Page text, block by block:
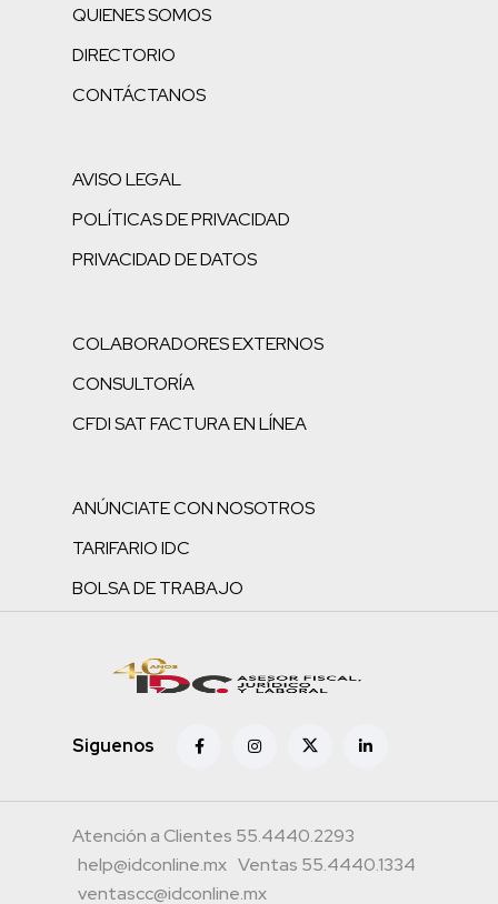
QUIENES SOMOS
DIRECTORIO
CONTÁCTANOS
AVISO LEGAL
POLÍTICAS DE PRIVACIDAD
PRIVACIDAD DE DATOS
COLABORADORES EXTERNOS
CONSULTORÍA
CFDI SAT FACTURA EN LÍNEA
ANÚNCIATE CON NOSOTROS
TARIFARIO IDC
BOLSA DE TRABAJO
Siguenos
Atención a Clientes 55.4440.2293
help@idconline.mx Ventas 55.4440.1334
ventascc@idconline.mx